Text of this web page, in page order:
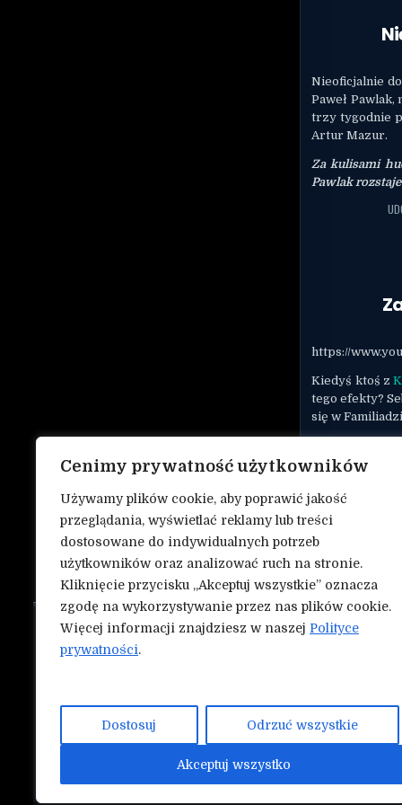
Cenimy prywatność użytkowników
Używamy plików cookie, aby poprawić jakość
przeglądania, wyświetlać reklamy lub treści
dostosowane do indywidualnych potrzeb
użytkowników oraz analizować ruch na stronie.
Kliknięcie przycisku „Akceptuj wszystkie” oznacza
zgodę na wykorzystywanie przez nas plików cookie.
Więcej informacji znajdziesz w naszej Polityce
prywatności.
Dostosuj Odrzuć wszystkie
Akceptuj wszystko
Nieoficjalnie
Paweł
trzy tygodnie
Artur Mazur.
Za kulisami
Pawlak
https://
Kiedyś ktoś z
tego efekty?
się w
TAGGED
O nas
NASZE